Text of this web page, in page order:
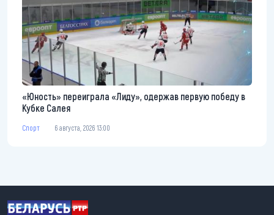
«Юность» переиграла «Лиду», одержав первую победу в
Кубке Салея
Спорт 6 августа, 2026 13:00